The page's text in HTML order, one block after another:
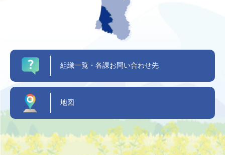
組織一覧・各課お問い合わせ先
地図